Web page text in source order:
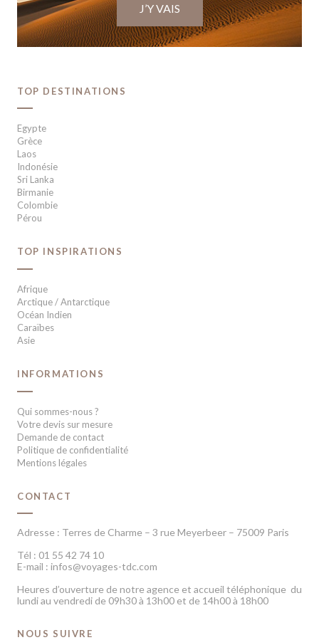
J’Y VAIS
TOP DESTINATIONS
Egypte
Grèce
Laos
Indonésie
Sri Lanka
Birmanie
Colombie
Pérou
TOP INSPIRATIONS
Afrique
Arctique / Antarctique
Océan Indien
Caraïbes
Asie
INFORMATIONS
Qui sommes-nous ?
Votre devis sur mesure
Demande de contact
Politique de confidentialité
Mentions légales
CONTACT
Adresse : Terres de Charme – 3 rue Meyerbeer – 75009 Paris
Tél : 01 55 42 74 10
E-mail : infos@voyages-tdc.com
Heures d’ouverture de notre agence et accueil téléphonique du
lundi au vendredi de 09h30 à 13h00 et de 14h00 à 18h00
NOUS SUIVRE